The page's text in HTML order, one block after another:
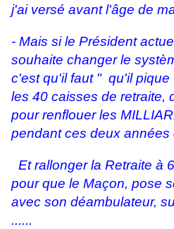
j'ai versé avant l'âge de
- Mais si le Président
souhaite changer le
c'est qu'il faut " qu'il
les 40 caisses de retraite,
pour renflouer les
pendant ces deux années
Et rallonger la Retraite à
pour que le Maçon, pose
avec son déambulateur,
......